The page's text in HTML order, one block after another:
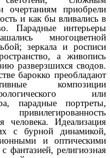
очертаниям приобрели
и как бы вливались в
Парадные интерьеры
многоцветной
зеркала и росписи
а живопись
разверзшихся сводов.
барокко преобладают
композиции
или
парадные портреты,
человека. Идеализация
с бурной динамикой,
и оптическими
фантазией, религиозная